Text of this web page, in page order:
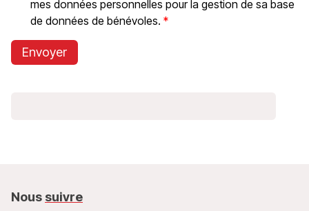
mes données personnelles pour la gestion de sa base
de données de bénévoles.
Envoyer
Nous suivre